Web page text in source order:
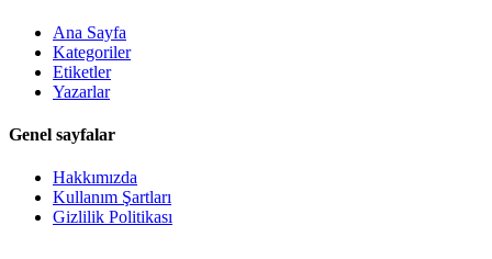
Ana Sayfa
Kategoriler
Etiketler
Yazarlar
Genel sayfalar
Hakkımızda
Kullanım Şartları
Gizlilik Politikası